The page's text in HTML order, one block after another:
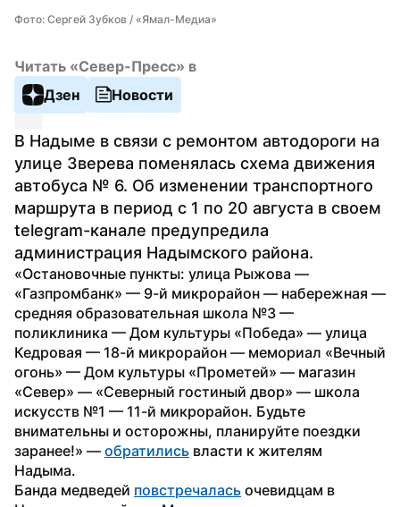
Фото: Сергей Зубков / «Ямал-Медиа»
Читать «Север-Пресс» в
Дзен
Новости
В Надыме в связи с ремонтом автодороги на
улице Зверева поменялась схема движения
автобуса № 6. Об изменении транспортного
маршрута в период с 1 по 20 августа в своем
telegram-канале предупредила
администрация Надымского района.
«Остановочные пункты: улица Рыжова —
«Газпромбанк» — 9-й микрорайон — набережная —
средняя образовательная школа №3 —
поликлиника — Дом культуры «Победа» — улица
Кедровая — 18-й микрорайон — мемориал «Вечный
огонь» — Дом культуры «Прометей» — магазин
«Север» — «Северный гостиный двор» — школа
искусств №1 — 11-й микрорайон. Будьте
внимательны и осторожны, планируйте поездки
заранее!» — обратились власти к жителям
Надыма.
Банда медведей повстречалась очевидцам в